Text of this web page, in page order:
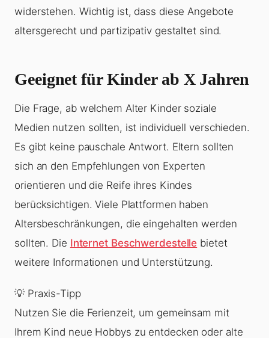
widerstehen. Wichtig ist, dass diese Angebote
altersgerecht und partizipativ gestaltet sind.
Geeignet für Kinder ab X Jahren
Die Frage, ab welchem Alter Kinder soziale
Medien nutzen sollten, ist individuell verschieden.
Es gibt keine pauschale Antwort. Eltern sollten
sich an den Empfehlungen von Experten
orientieren und die Reife ihres Kindes
berücksichtigen. Viele Plattformen haben
Altersbeschränkungen, die eingehalten werden
sollten. Die Internet Beschwerdestelle bietet
weitere Informationen und Unterstützung.
💡 Praxis-Tipp
Nutzen Sie die Ferienzeit, um gemeinsam mit
Ihrem Kind neue Hobbys zu entdecken oder alte